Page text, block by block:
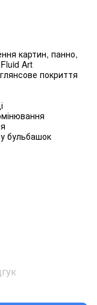
картин, панно,
Art
покриття
бульбашок